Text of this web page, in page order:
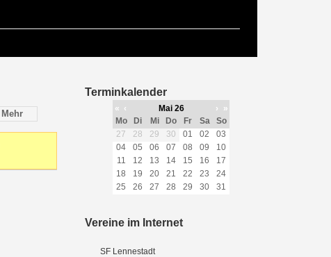
Mehr
Terminkalender
« ‹ Mai 26 ›
»
Mo
Di Mi Do Fr Sa
So
27
28 29 30 01 02
03
04
05 06 07 08 09
10
11
12 13 14 15 16
17
18
19 20 21 22 23
24
25
26 27 28 29 30 31
Vereine im Internet
SF Lennestadt